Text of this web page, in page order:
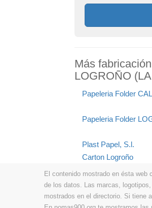
Más
LOGROÑO
Papeleria Folder
Papeleria Folder
Plast Papel, S.l.
Carton Logroño
El contenido mostrado en ésta
de los datos. Las marcas,
mostrados en el directorio. Si tiene